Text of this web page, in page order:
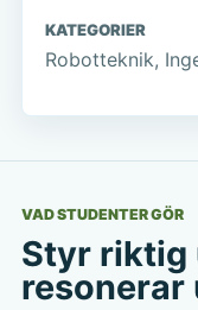
KATEGORIER
Robotteknik,
VAD STUDENTER GÖR
Styr riktig
resonerar